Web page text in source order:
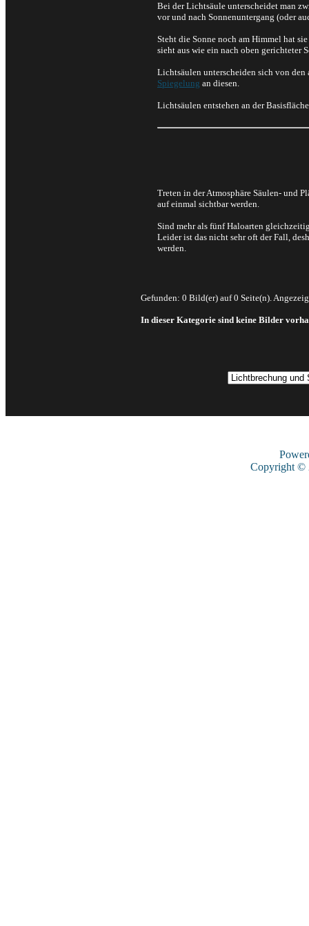
Bei der Lichtsäule unterscheidet man
vor und nach Sonnenuntergang (oder
Steht die Sonne noch am Himmel hat
sieht aus wie ein nach oben gerichteter
Lichtsäulen unterscheiden sich von den
Spiegelung an diesen.
Lichtsäulen entstehen an der
Treten in der Atmosphäre Säulen- und
auf einmal sichtbar werden.
Sind mehr als fünf Haloarten
Leider ist das nicht sehr oft der Fall,
werden.
Gefunden: 0 Bild(er) auf 0 Seite(n).
In dieser Kategorie sind keine Bilder
Copyright ©